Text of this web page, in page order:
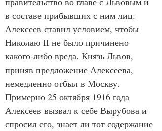
в составе прибывших с ним лиц.
Алексеев ставил условием, чтобы
Николаю II не было причинено
какого-либо вреда. Князь Львов,
приняв предложение Алексеева,
немедленно отбыл в Москву.
Примерно 25 октября 1916 года
Алексеев вызвал к себе Вырубова и
спросил его, знает ли тот содержание